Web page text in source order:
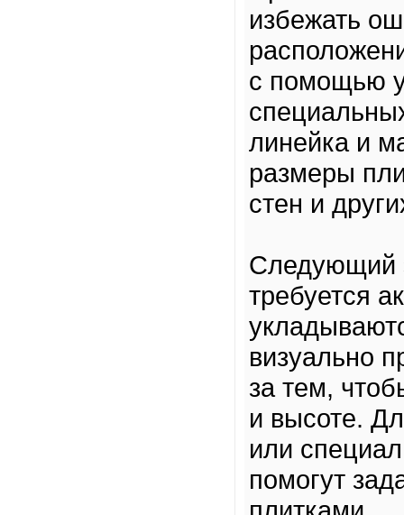
избежать
с помощью
линейка и
размеры
стен и
Следующий
требуется
визуально
за тем,
и высоте.
или
помогут